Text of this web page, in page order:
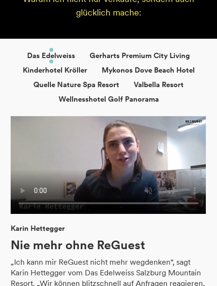
glücklich mache:
Das Edelweiss
Gerharts Premium City Living
Kinderhotel Kröller
Mykonos Dove Beach Hotel
Quelle Nature Spa Resort
Valbella Resort
Wellnesshotel Golf Panorama
Karin Hettegger
Nie mehr ohne ReGuest
„Ich kann mir ReGuest nicht mehr wegdenken“, sagt
Karin Hettegger vom Das Edelweiss Salzburg Mountain
Resort. „Wir können blitzschnell auf Anfragen reagieren,